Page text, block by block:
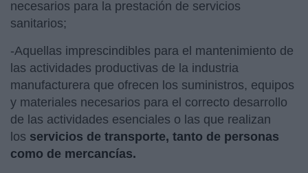
necesarios para la prestación de servicios
sanitarios;
-Aquellas imprescindibles para el mantenimiento de
las actividades productivas de la industria
manufacturera que ofrecen los suministros, equipos
y materiales necesarios para el correcto desarrollo
de las actividades esenciales o las que realizan
los servicios de transporte, tanto de personas
como de mercancías.